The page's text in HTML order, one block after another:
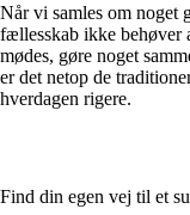
Når vi samles om noget
fællesskab ikke behøver
mødes, gøre noget
er det netop de
hverdagen rigere.
Find din egen vej til et